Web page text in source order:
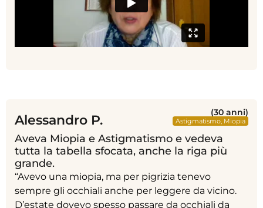
Alessandro P. (30 anni)
Astigmatismo, Miopia
Aveva Miopia e Astigmatismo e vedeva
tutta la tabella sfocata, anche la riga più
grande.
“Avevo una miopia, ma per pigrizia tenevo
sempre gli occhiali anche per leggere da vicino.
D’estate dovevo spesso passare da occhiali da